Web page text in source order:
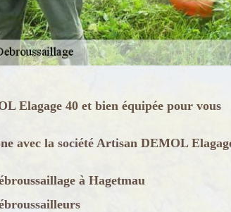
Elagage 40 et bien équipée pour vous
avec la société Artisan DEMOL
à Hagetmau